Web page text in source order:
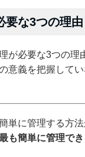
要な3つの理由
が必要な3つの理
意義を把握して
単に管理する方法
も簡単に管理で